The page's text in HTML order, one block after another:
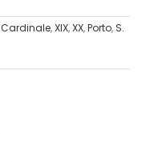
Cardinale,XIX,XX,Porto, S.